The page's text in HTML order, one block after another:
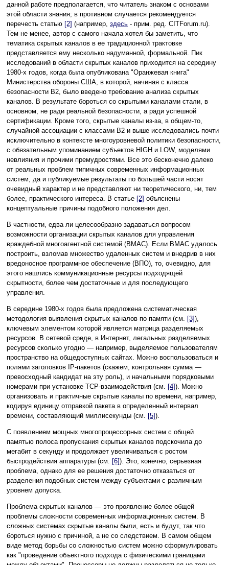
данной работе предполагается, что читатель знаком с основами
этой области знания; в противном случается рекомендуется
перечесть статью [2] (например, здесь - прим. ред. CITForum.ru).
Тем не менее, автор с самого начала хотел бы заметить, что
тематика скрытых каналов в ее традиционной трактовке
представляется ему несколько надуманной, формальной. Пик
исследований в области скрытых каналов приходится на середину
1980-х годов, когда была опубликована "Оранжевая книга"
Министерства обороны США, в которой, начиная с класса
безопасности B2, было введено требование анализа скрытых
каналов. В результате бороться со скрытыми каналами стали, в
основном, не ради реальной безопасности, а ради успешной
сертификации. Кроме того, скрытые каналы из-за, в общем-то,
случайной ассоциации с классами B2 и выше исследовались почти
исключительно в контексте многоуровневой политики безопасности,
с обязательным упоминанием субъектов HIGH и LOW, моделями
невлияния и прочими премудростями. Все это бесконечно далеко
от реальных проблем типичных современных информационных
систем, да и публикуемые результаты по большей части носят
очевидный характер и не представляют ни теоретического, ни, тем
более, практического интереса. В статье [2] объяснены
концептуальные причины подобного положения дел.
В частности, едва ли целесообразно задаваться вопросом
возможности организации скрытых каналов для управления
враждебной многоагентной системой (ВМАС). Если ВМАС удалось
построить, взломав множество удаленных систем и внедрив в них
вредоносное программное обеспечение (ВПО), то, очевидно, для
этого нашлись коммуникационные ресурсы подходящей
скрытности, более чем достаточные и для последующего
управления.
В середине 1980-х годов была предложена систематическая
методология выявления скрытых каналов по памяти (см. [3]),
ключевым элементом которой является матрица разделяемых
ресурсов. В сетевой среде, в Интернет, легальных разделяемых
ресурсов сколько угодно — например, выделяемое пользователям
пространство на общедоступных сайтах. Можно воспользоваться и
полями заголовков IP-пакетов (скажем, контрольная сумма —
превосходный кандидат на эту роль), и начальными порядковыми
номерами при установке TCP-взаимодействия (см. [4]). Можно
организовать и практичные скрытые каналы по времени, например,
кодируя единицу отправкой пакета в определенный интервал
времени, составляющий миллисекунды (см. [5]).
С появлением мощных многопроцессорных систем с общей
памятью полоса пропускания скрытых каналов подскочила до
мегабит в секунду и продолжает увеличиваться с ростом
быстродействия аппаратуры (см. [6]). Это, конечно, серьезная
проблема, однако для ее решения достаточно отказаться от
разделения подобных систем между субъектами с различным
уровнем допуска.
Проблема скрытых каналов — это проявление более общей
проблемы сложности современных информационных систем. В
сложных системах скрытые каналы были, есть и будут, так что
бороться нужно с причиной, а не со следствием. В самом общем
виде метод борьбы со сложностью систем можно сформулировать
как "проведение объектного подхода с физическими границами